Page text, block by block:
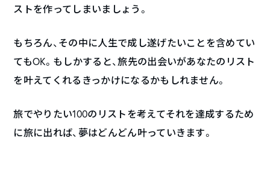
ストを作ってしまいましょう。
もちろん、その中に人生で成し遂げたいことを含めてい
てもOK。もしかすると、旅先の出会いがあなたのリスト
を叶えてくれるきっかけになるかもしれません。
旅でやりたい100のリストを考えてそれを達成するため
に旅に出れば、夢はどんどん叶っていきます。